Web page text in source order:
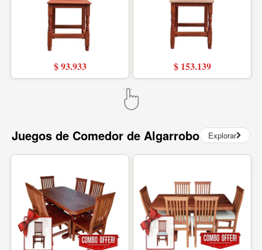
$ 93.933 $ 153.139
Juegos de Comedor de Algarrobo Explorar